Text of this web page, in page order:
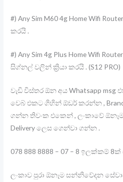
#) Any Sim M60 4g Home Wifi
කරයි .
#) Any Sim 4g Plus Home Wifi
සිග්නල් වලින් ක්‍රියා කරයි . (S12 PRO)
වැඩි විස්තර ඕන අය Whatsapp msg
වෙබ් එකට ගිහින් ඕඩර් කරන්න ,
ගන්න තිවංක එකෙන් , ලංකාවේ ඕනෑම
Delivery ලෙස ගෙන්වා ගන්න .
078 888 8888 – 07 – 8 ඉලක්කම්
ලංකාව පුරා ඕනෑම සන්නිවේදන